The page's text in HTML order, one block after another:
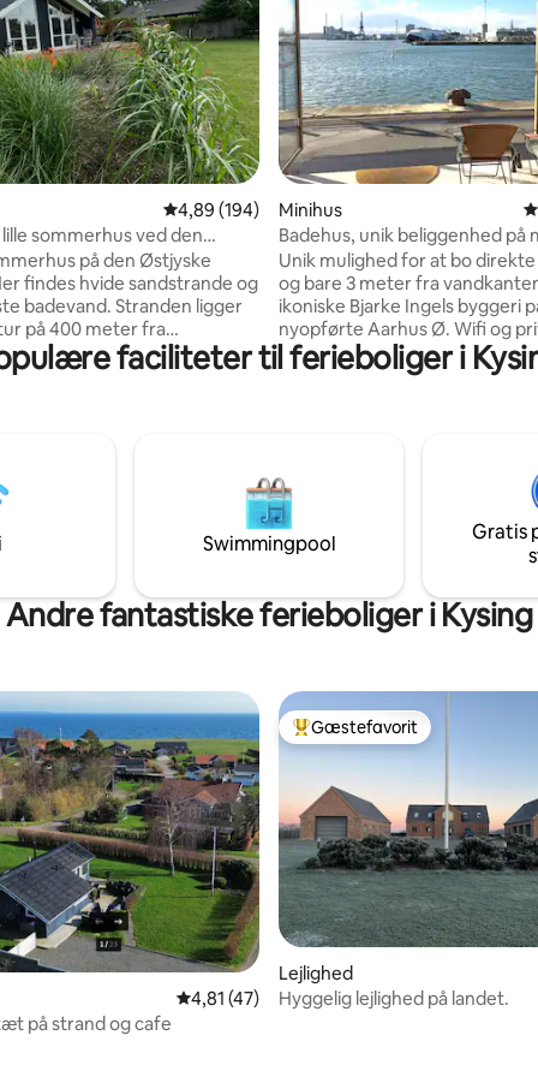
bedømmelse, 9 omtaler4,89 ud af 5 i gennemsnitlig bedømmelse,
4,89 (194)
sommerhus ved den
på den Østjyske
findes hvide sandstrande og
badevand. Stranden ligger
på 400 meter fra
Du kan leje dette lille
sommerhus, til din og din
store
der et flot anneks med 3/4
Du skal selv bringe linned,
mm.
Minihus
Badehus, unik beliggenhed på
m/P-plads
Unik mulighed for at bo
og bare 3 meter fra
ikoniske Bjarke Ingels byggeri
nyopførte Aarhus Ø. Wifi og
plads medfølger. I godt vejr er
havnepromenaden lige
til vand, havn og byens skyline.
living når det er allerbedst -
par eller forretningsrejsende.
køkken med elkedel og
muligt at lave varmt mad.
faciliteter til ferieboliger i
Swimmingpool
Gratis
Andre fantastiske ferieboliger i Kysing
bedømmelse, 96 omtaler
4,81 ud af 5 i gennemsnitlig bedømmelse,
4,81 (47)
på strand og cafe
Bedste gæstefavorit
Gæstefavorit
Lejlighed
Hyggelig lejlighed på landet.